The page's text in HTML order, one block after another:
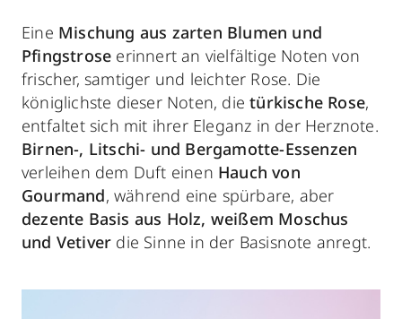
Eine Mischung aus zarten Blumen und
Pfingstrose erinnert an vielfältige Noten von
frischer, samtiger und leichter Rose. Die
königlichste dieser Noten, dietürkische Rose,
entfaltet sich mit ihrer Eleganz in der Herznote.
Birnen-, Litschi- und Bergamotte-Essenzen
verleihen dem Duft einen Hauch von
Gourmand, während eine spürbare, aber
dezente Basis aus Holz, weißem Moschus
und Vetiver die Sinne in der Basisnote anregt.